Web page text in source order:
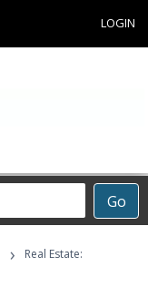
LOGIN
Go
›
Real Estate: